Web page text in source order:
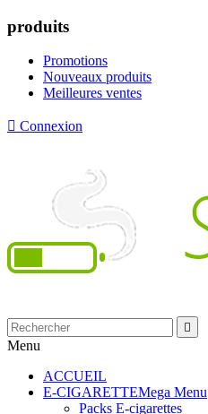
produits
Promotions
Nouveaux produits
Meilleures ventes
 Connexion

Menu
ACCUEIL
E-CIGARETTEMega Menu
Packs E-cigarettes